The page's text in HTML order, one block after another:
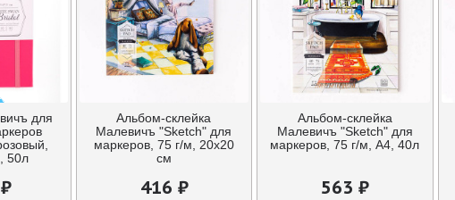
для
50л
Альбом-склейка
Малевичъ "Sketch" для
маркеров, 75 г/м, 20х20
см
416 ₽
Альбом-склейка
Малевичъ "Sketch" для
маркеров, 75 г/м, А4, 40л
563 ₽